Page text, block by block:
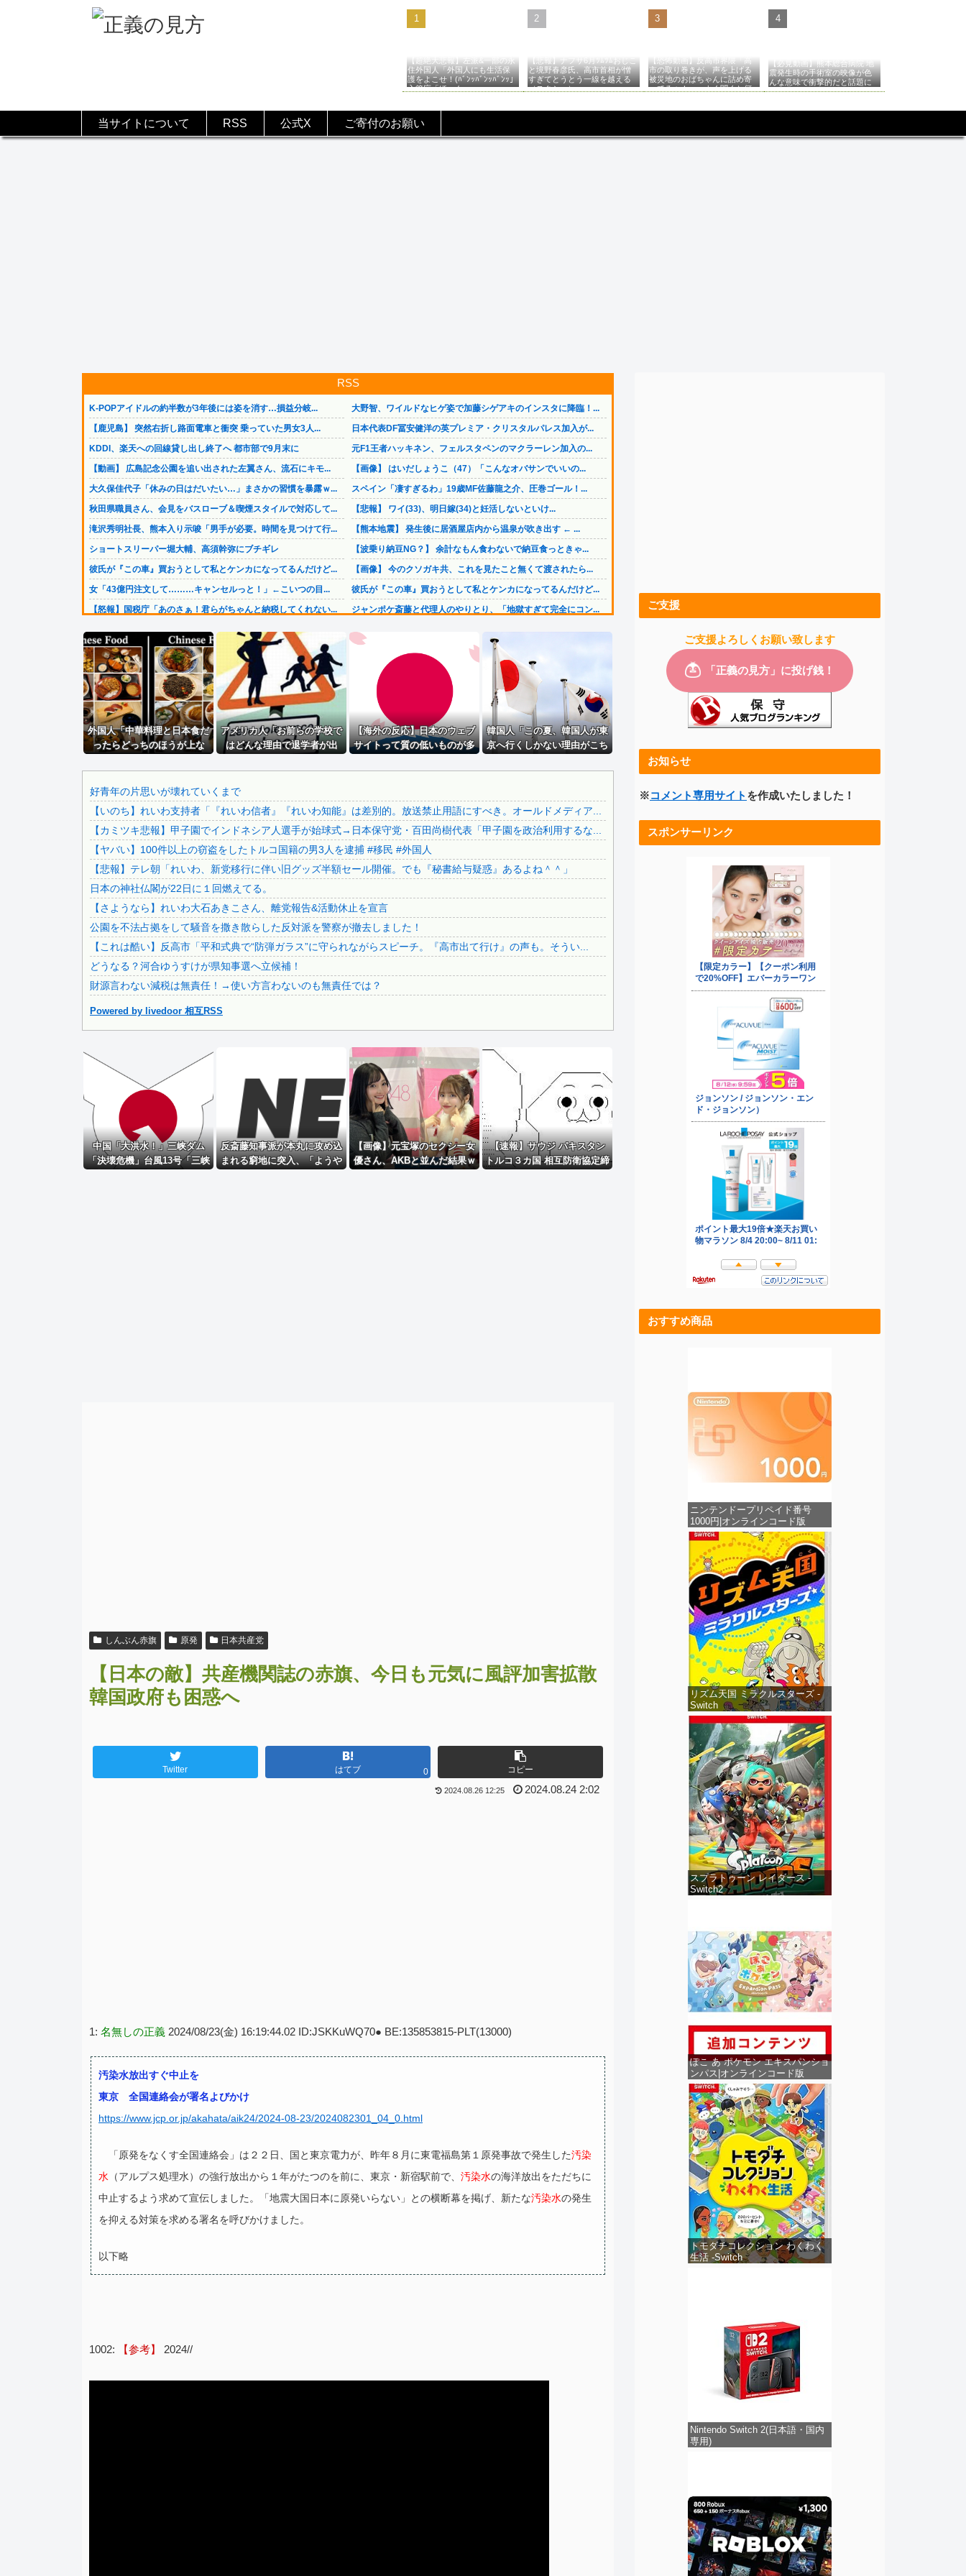
【超絶大悲報】左派&一部の永
住外国人「外国人にも生活保
護をよこせ！(ﾊﾞﾝｯﾊﾞﾝｯﾊﾞﾝｯ」
入管庁「ほーん…」→
【悲報】ナフサ6月ﾂﾑﾂﾑおじこ
と境野春彦氏、高市首相が憎
すぎてとうとう一線を越える
（スクショ）
【恐怖動画】反高市界隈「高
市の取り巻きが、声を上げる
被災地のおばちゃんに詰め寄
ってるぅ！」→よく聞くと何
【必見動画】熊本総合病院 地
震発生時の手術室の映像が色
んな意味で衝撃的だと話題に
当サイトについて RSS 公式X ご寄付のお願い
RSS
K-POPアイドルの約半数が3年後には姿を消す…損益分岐...
【鹿児島】 突然右折し路面電車と衝突 乗っていた男女3人...
KDDI、楽天への回線貸し出し終了へ 都市部で9月末に
【動画】 広島記念公園を追い出された左翼さん、流石にキモ...
大久保佳代子「休みの日はだいたい…」まさかの習慣を暴露ｗ...
秋田県職員さん、会見をバスローブ＆喫煙スタイルで対応して...
滝沢秀明社長、熊本入り示唆「男手が必要。時間を見つけて行...
ショートスリーパー堀大輔、高須幹弥にブチギレ
彼氏が『この車』買おうとして私とケンカになってるんだけど...
女「43億円注文して………キャンセルっと！」←こいつの目...
【怒報】国税庁「あのさぁ！君らがちゃんと納税してくれない...
【画像】令和最新版の剛力彩芽、ワイらにブッ刺さりまくりと...
【悲報】ロシア、じわじわと逝き始める
世界の「変わった自動販売機」を貼っていく【珍百景】
【悲報】大物ミュージシャンSUGIZOさん、『爆弾発言』...
【批判】ラノベ作家（52）「新作ラブコメ書いたぞ！ｗ」X...
経済崩壊の中国・広東省の工場にて経営者が従業員に半年以上...
【芸能】元EXILE・黒木啓司、妻・宮崎麗果被告へのDV...
ジャンポケ斎藤と代理人のやりとり、「地獄すぎて完全にコン...
【画像】 日本共産党の街宣車、ほんと碌でもないな
積水ハウス「地面師に55億円騙し取られた…」ワイ「はえー...
【動画】 移民受け入れ派のパヨおば、自分の家に来られたら...
日本をダメにした総理大臣、ワースト１位が同点でこの人ｗｗ...
欧州「日本だけ反則だろ…」 世界の『日本びいき』にヨーロ...
【狂気】 日本のシングルマザー、娘の前でバックで激しく突...
「FGO」攻略感想(791)オールダーオカ総進撃！以蔵さ...
【画像】 まま「なんかプール入ってたら学生にめっちゃ見ら...
出張から帰ったら、嫁の顔が青ざめていた。俺「一体何があっ...
大野智、ワイルドなヒゲ姿で加藤シゲアキのインスタに降臨！...
日本代表DF冨安健洋の英プレミア・クリスタルパレス加入が...
元F1王者ハッキネン、フェルスタペンのマクラーレン加入の...
【画像】 はいだしょうこ（47）「こんなオバサンでいいの...
スペイン「凄すぎるわ」19歳MF佐藤龍之介、圧巻ゴール！...
【悲報】 ワイ(33)、明日嫁(34)と妊活しないといけ...
【熊本地震】 発生後に居酒屋店内から温泉が吹き出す ← ...
【波乗り納豆NG？】 余計なもん食わないで納豆食っときゃ...
【画像】 今のクソガキ共、これを見たこと無くて渡されたら...
彼氏が『この車』買おうとして私とケンカになってるんだけど...
ジャンポケ斎藤と代理人のやりとり、「地獄すぎて完全にコン...
【画像】 日本共産党の街宣車、ほんと碌でもないな
積水ハウス「地面師に55億円騙し取られた…」ワイ「はえー...
日本をダメにした総理大臣、ワースト１位が同点でこの人ｗｗ...
日本をダメにした総理大臣、ワースト１位が同点でこの人ｗｗ...
【いのち】れいわ支持者「『れいわ信者』『れいわ知能』は差...
【悲報】 ケンコバがコロナの特殊すぎる後遺症に苦しんでい...
【画像】 まま「なんかプール入ってたら学生にめっちゃ見ら...
【カミツキ悲報】甲子園でインドネシア人選手が始球式→日本...
【悲報】テレ朝「れいわ、新党移行に伴い旧グッズ半額セール...
日本の神社仏閣が22日に１回燃えてる。
【さようなら】れいわ大石あきこさん、離党報告&活動休止を...
公園を不法占拠をして騒音を撒き散らした反対派を警察が撤去...
財源言わない減税は無責任！→使い方言わないのも無責任では...
日本旅行キャンセルすべきか…1万年ぶり史上最大級の火山の...
無気力な韓国代表、オーストリアにも0-1で敗北…3月のA...
韓国代表、コートジボワールに0対4で完敗＝韓国の反応
Powered by livedoor 相互RSS
外国人「中華料理と日本食だ
ったらどっちのほうが上な
アメリカ人「お前らの学校で
はどんな理由で退学者が出
【海外の反応】日本のウェブ
サイトって質の低いものが多
界は色々と問題があるから
のに不思議」
韓国人「この夏、韓国人が東
京へ行くしかない理由がこち
くちゃ羨ましい…（ﾌﾞﾙﾌﾞﾙ」
好青年の片思いが壊れていくまで
【いのち】れいわ支持者「『れいわ信者』『れいわ知能』は差別的。放送禁止用語にすべき。オールドメディア...
【カミツキ悲報】甲子園でインドネシア人選手が始球式→日本保守党・百田尚樹代表「甲子園を政治利用するな...
【ヤバい】100件以上の窃盗をしたトルコ国籍の男3人を逮捕 #移民 #外国人
【悲報】テレ朝「れいわ、新党移行に伴い旧グッズ半額セール開催。でも『秘書給与疑惑』あるよね＾＾」
日本の神社仏閣が22日に１回燃えてる。
【さようなら】れいわ大石あきこさん、離党報告&活動休止を宣言
公園を不法占拠をして騒音を撒き散らした反対派を警察が撤去しました！
【これは酷い】反高市「平和式典で“防弾ガラス”に守られながらスピーチ。『高市出て行け』の声も。そうい...
どうなる？河合ゆうすけが県知事選へ立候補！
財源言わない減税は無責任！→使い方言わないのも無責任では？
Powered by livedoor 相互RSS
中国「大洪水！」三峡ダム
「決壊危機」台風13号「三峡
反斎藤知事派が本丸に攻め込
まれる窮地に突入、「ようや
【画像】元宝塚のセクシー女
優さん、AKBと並んだ結果ｗ
【速報】サウジ パキスタン
トルコ３カ国 相互防衛協定締
しんぶん赤旗 原発 日本共産党
【日本の敵】共産機関誌の赤旗、今日も元気に風評加害拡散
韓国政府も困惑へ
Twitter はてブ 0 コピー
2024.08.26 12:25 2024.08.24 2:02
1: 名無しの正義 2024/08/23(金) 16:19:44.02 ID:JSKKuWQ70● BE:135853815-PLT(13000)
汚染水放出すぐ中止を
東京 全国連絡会が署名よびかけ
https://www.jcp.or.jp/akahata/aik24/2024-08-23/2024082301_04_0.html
「原発をなくす全国連絡会」は２２日、国と東京電力が、昨年８月に東電福島第１原発事故で発生した汚染
水 （アルプス処理水）の強行放出から１年がたつのを前に、東京・新宿駅前で、 汚染水の海洋放出をただちに
中止するよう求めて宣伝しました。「地震大国日本に原発いらない」との横断幕を掲げ、新たな汚染水の発生
を抑える対策を求める署名を呼びかけました。
以下略
1002: 【参考】 2024//
ご支援
ご支援よろしくお願い致します
お知らせ
※コメント専用サイト を作成いたしました！
スポンサーリンク
おすすめ商品
ニンテンドープリペイド番号
1000円|オンラインコード版
リズム天国 ミラクルスターズ -
Switch
スプラトゥーン レイダース -
Switch2
ぽこ あ ポケモン エキスパンショ
ンパス|オンラインコード版
トモダチコレクション わくわく
生活 -Switch
Nintendo Switch 2(日本語・国内
専用)